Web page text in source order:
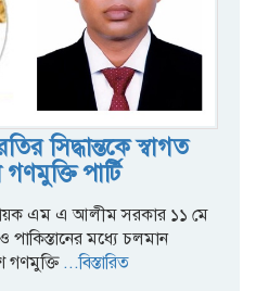
সিদ্ধান্তকে স্বাগত
পার্টি
এম এ আলীম সরকার ১১ মে
মধ্যে চলমান
গণমুক্তি...বিস্তারিত